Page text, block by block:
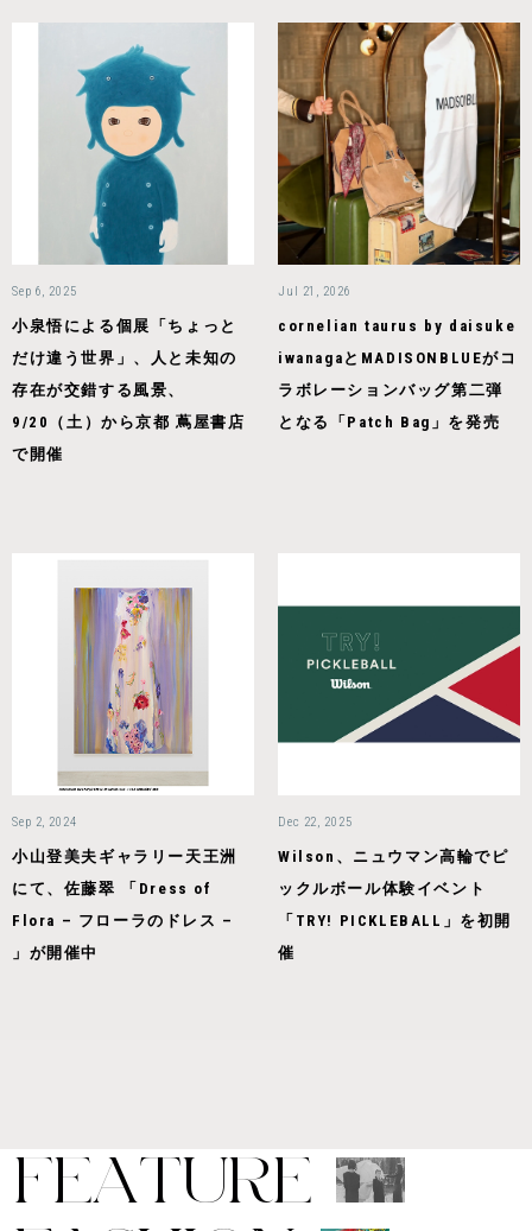
Sep 6, 2025
小泉悟による個展「ちょっと
だけ違う世界」、人と未知の
存在が交錯する風景、
9/20（土）から京都 蔦屋書店
で開催
Jul 21, 2026
cornelian taurus by daisuke
iwanagaとMADISONBLUEがコ
ラボレーションバッグ第二弾
となる「Patch Bag」を発売
Sep 2, 2024
小山登美夫ギャラリー天王洲
にて、佐藤翠 「Dress of
Flora – フローラのドレス –
」が開催中
Dec 22, 2025
Wilson、ニュウマン高輪でピ
ックルボール体験イベント
「TRY! PICKLEBALL」を初開
催
FEATURE